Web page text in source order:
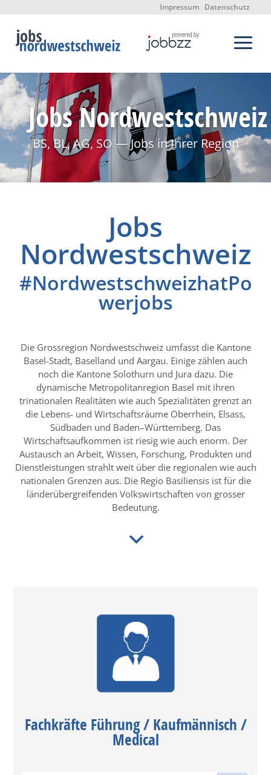
Impressum Datenschutz
Jobs Nordwestschweiz
BS, BL, AG, SO — Jobs in Ihrer Region
Jobs
Nordwestschweiz
#NordwestschweizhatPo
werjobs
Die Grossregion Nordwestschweiz umfasst die Kantone
Basel-Stadt, Baselland und Aargau. Einige zählen auch
noch die Kantone Solothurn und Jura dazu. Die
dynamische Metropolitanregion Basel mit ihren
trinationalen Realitäten wie auch Spezialitäten grenzt an
die Lebens- und Wirtschaftsräume Oberrhein, Elsass,
Südbaden und Baden–Württemberg. Das
Wirtschaftsaufkommen ist riesig wie auch enorm. Der
Austausch an Arbeit, Wissen, Forschung, Produkten und
Dienstleistungen strahlt weit über die regionalen wie auch
nationalen Grenzen aus. Die Regio Basiliensis ist für die
länderübergreifenden Volkswirtschaften von grosser
Bedeutung.
Fachkräfte Führung / Kaufmännisch /
Medical